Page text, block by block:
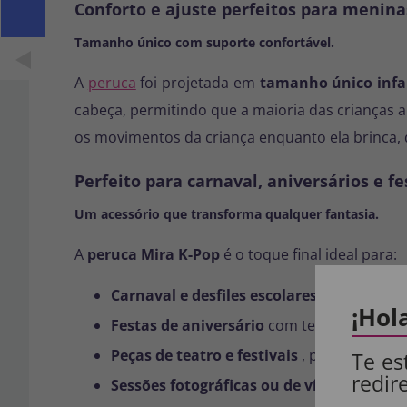
Conforto e ajuste perfeitos para
Tamanho único com suporte confortável.
A peruca foi projetada em tamanho único
cabeça, permitindo que a maioria das crianças
os movimentos da criança enquanto ela brinca,
Perfeito para carnaval, aniversários e
Um acessório que transforma qualquer fantasia.
A peruca Mira K-Pop é o toque final ideal para:
Carnaval e desfiles escolares
Festas de aniversário com temas de
Peças de teatro e festivais ,
Sessões fotográficas ou de vídeo em casa
Te